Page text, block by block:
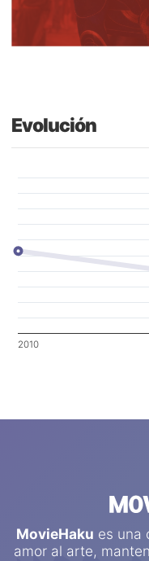
Evolución
2010
MovieHaku es una
amor al arte,